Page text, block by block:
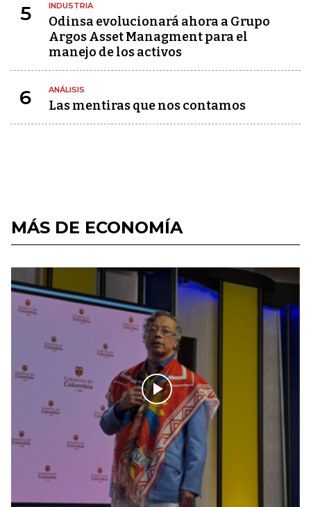
5 INDUSTRIA
Odinsa evolucionará ahora a Grupo
Argos Asset Managment para el
manejo de los activos
6 ANÁLISIS
Las mentiras que nos contamos
MÁS DE ECONOMÍA